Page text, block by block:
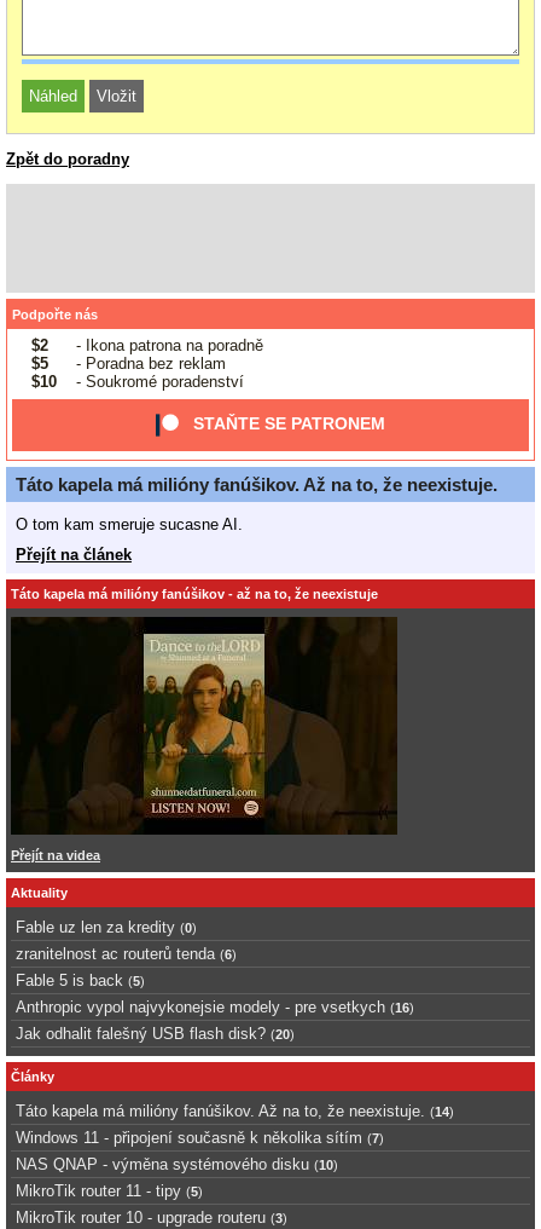
Zpět do poradny
Podpořte nás
$2
- Ikona patrona na poradně
$5
- Poradna bez reklam
$10
- Soukromé poradenství
STAŇTE SE PATRONEM
Táto kapela má milióny fanúšikov. Až na to, že neexistuje.
O tom kam smeruje sucasne AI.
Přejít na článek
Táto kapela má milióny fanúšikov - až na to, že neexistuje
Přejít na videa
Aktuality
Fable uz len za kredity (0)
zranitelnost ac routerů tenda (6)
Fable 5 is back (5)
Anthropic vypol najvykonejsie modely - pre vsetkych (16)
Jak odhalit falešný USB flash disk? (20)
Články
Táto kapela má milióny fanúšikov. Až na to, že neexistuje. (14)
Windows 11 - připojení současně k několika sítím (7)
NAS QNAP - výměna systémového disku (10)
MikroTik router 11 - tipy (5)
MikroTik router 10 - upgrade routeru (3)